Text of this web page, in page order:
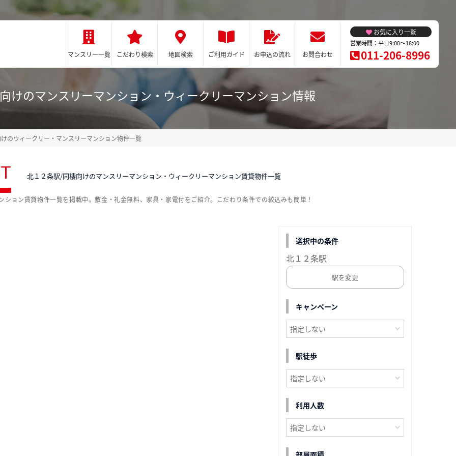
マンスリー一覧 こだわり検索 地図検索 ご利用ガイド お申込の流れ お問合わせ
お気に入り一覧
営業時間：平日9:00～18:00
011-206-8996
けのマンスリーマンション・ウィークリーマンション情報
のウィークリー・マンスリーマンション物件一覧
北１２条駅/同棲向けのマンスリーマンション・ウィークリーマンション賃貸物件一覧
ョン賃貸物件一覧を掲載中。敷金・礼金無料、家具・家電付をご紹介。こだわり条件での絞込みも簡単！
選択中の条件
北１２条駅
駅を変更
キャンペーン
駅徒歩
利用人数